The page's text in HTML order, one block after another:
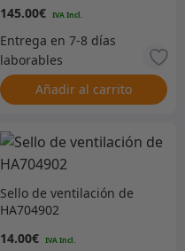
de extremo
145.00€
Añadir al carrito
Sello de ventilación de
HA704902
14.00€